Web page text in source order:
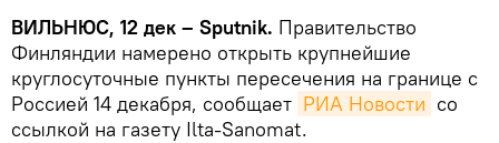
ВИЛЬНЮС, 12 дек – Sputnik. Правительство
Финляндии намерено открыть крупнейшие
круглосуточные пункты пересечения на границе с
Россией 14 декабря, сообщает РИА Новости со
ссылкой на газету Ilta-Sanomat.